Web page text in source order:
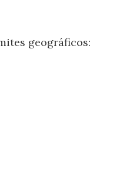
geográficos: